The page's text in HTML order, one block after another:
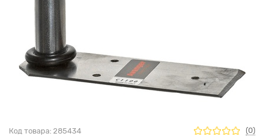
Код товара: 285434 (0)